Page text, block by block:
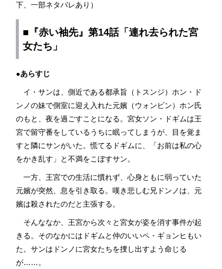
下、一部ネタバレあり）
■『赤い袖先』第14話「連れ去られた宮
女たち」
●あらすじ
イ・サンは、側近である都承旨（トスンジ）ホン・ド
ンノの妹で側室に迎え入れた元嬪（ウォンビン）ホン氏
のもと、夜を過ごすことになる。宮女ソン・ドギムは王
宮で留守番をしているうちに眠ってしまうが、目を覚ま
すと隣にサンがいた。慌てるドギムに、「お前は私の心
をかき乱す」と不満をこぼすサン。
一方、王宮での生活に慣れず、心身ともに弱っていた
元嬪が突然、息を引き取る。嘆き悲しむ兄ドンノは、元
嬪は殺されたのだと主張する。
そんななか、王宮から次々と宮女が姿を消す事件が起
きる。そのなかにはドギムと仲のいいペ・ギョンヒもい
た。サンはドンノに宮女たちを捜し出すよう命じる
が……。